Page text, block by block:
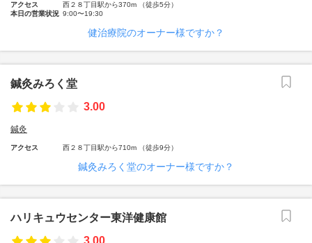
アクセス
西２８丁目駅から370m （徒歩5分）
本日の営業状況 9:00〜19:30
健治療院のオーナー様ですか？
鍼灸みろく堂
3.00
鍼灸
アクセス 西２８丁目駅から710m （徒歩9分）
鍼灸みろく堂のオーナー様ですか？
ハリキュウセンター東洋健康館
3.00